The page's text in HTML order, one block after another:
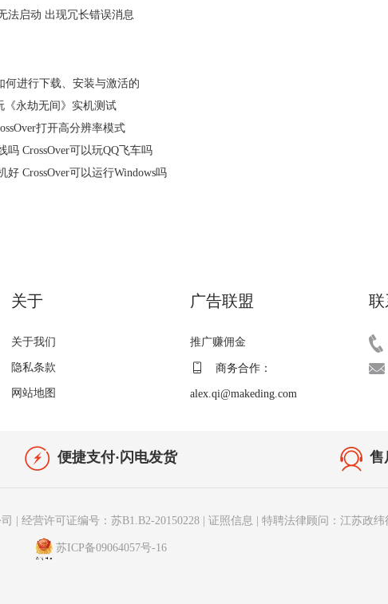
法启动 出现冗长错误消息
何进行下载、安装与激活的
《永劫无间》实机测试
打开高分辨率模式
吗 CrossOver可以玩QQ飞车吗
好 CrossOver可以运行Windows吗
关于
关于我们
隐私条款
网站地图
广告联盟
推广赚佣金
商务合作：
alex.qi@makeding.com
联
便捷支付·闪电发货 售
经营许可证编号：苏B1.B2-20150228 证照信息 特聘法律顾问：江苏政
苏ICP备09064057号-16